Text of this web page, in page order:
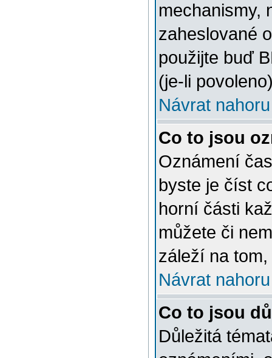
mechanismy,
zaheslované
použijte buď
(je-li
Návrat nahoru
Co to jsou
Oznámení
byste je číst
horní části
můžete či
záleží na
Návrat nahoru
Co to jsou
Důležitá